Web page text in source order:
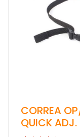
CORREA
QUICK ADJ.